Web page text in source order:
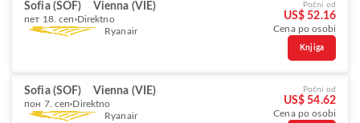
Sofia (SOF) Vienna (VIE)
пет 18. сеп Direktno
Ryanair
Počni od
US$ 52.16
Cena po osobi
Knjiga
Sofia (SOF) Vienna (VIE)
пон 7. сеп Direktno
Ryanair
Počni od
US$ 54.62
Cena po osobi